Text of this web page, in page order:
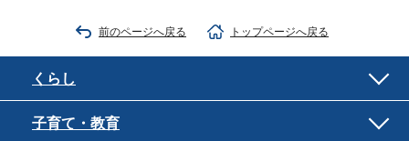
前のページへ戻る トップページへ戻る
くらし
子育て・教育